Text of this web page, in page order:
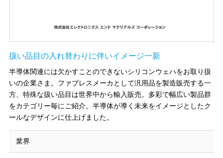
扱い品目の入れ替わりに伴いイメージ一新
半導体関連には欠かすことのできないシリコンウェハをお取り扱
いの企業さま。ファブレスメーカとして汎用品を製造販売する一
方、特殊な扱い品目は世界中から輸入販売。多彩で幅広い製品群
をカテゴリー毎にご紹介。半導体が導く未来をイメージとしたク
ールなデザインに仕上げました。
業界